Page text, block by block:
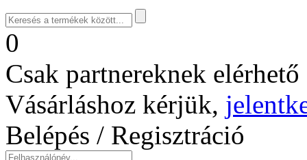
0
Csak partnereknek
Vásárláshoz kérjük,
Belépés / Regisztráció